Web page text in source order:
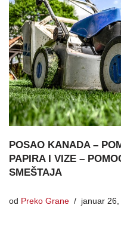
POSAO KANADA –
PAPIRA I VIZE –
SMEŠTAJA
od Preko Grane januar 26,